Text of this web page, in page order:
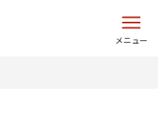
メニュー